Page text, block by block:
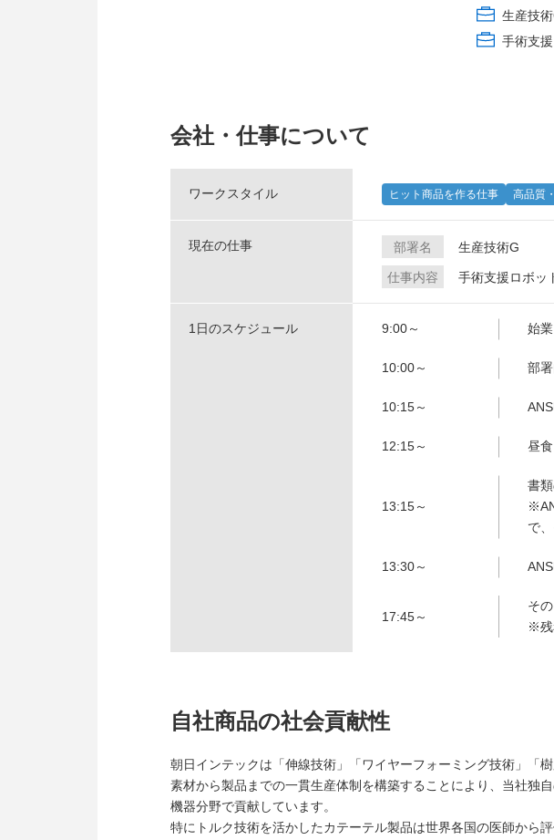
生産技
手術支
会社・仕事について
ワークスタイル ヒット商品を作る仕事 高品質
現在の仕事 部署名 生産技術G
仕事内容 手術支援ロボッ
1日のスケジュール 9:00～ 始
10:00～ 部
10:15～
12:15～ 昼食
13:15～
書
で
13:30～
17:45～
そ
※残
自社商品の社会貢献性
朝日インテックは「伸線技術」「ワイヤーフォーミング技術」「
素材から製品までの一貫生産体制を構築することにより、当社独
機器分野で貢献しています。
特にトルク技術を活かしたカテーテル製品は世界各国の医師から評